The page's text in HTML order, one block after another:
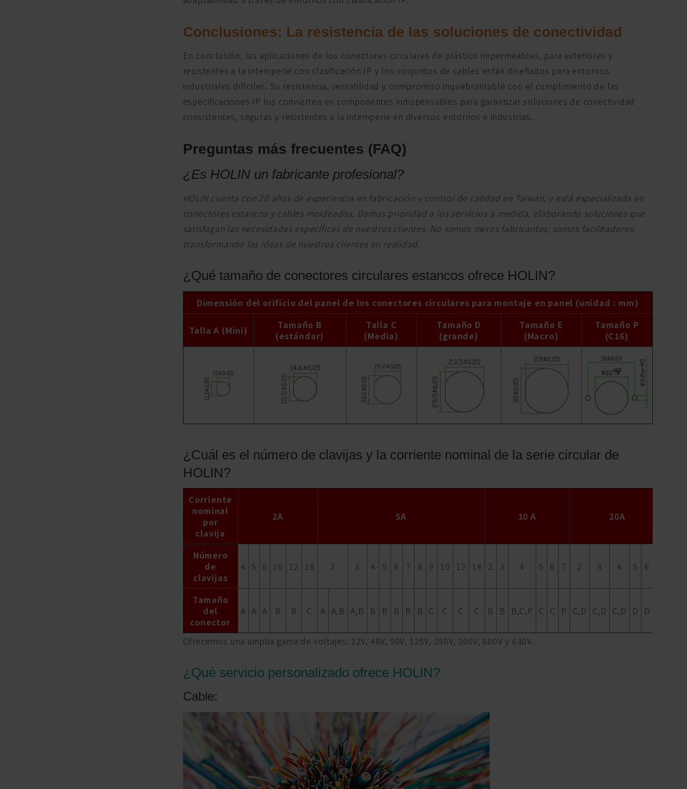
Conclusiones: La resistencia de las soluciones de conectividad
En conclusión, las aplicaciones de los conectores circulares de plástico impermeables, para exteriores y
resistentes a la intemperie con clasificación IP y los conjuntos de cables están diseñados para entornos
industriales difíciles. Su resistencia, versatilidad y compromiso inquebrantable con el cumplimiento de las
especificaciones IP los convierten en componentes indispensables para garantizar soluciones de conectividad
consistentes, seguras y resistentes a la intemperie en diversos entornos e industrias.
Preguntas más frecuentes (FAQ)
¿Es HOLIN un fabricante profesional?
HOLIN cuenta con 20 años de experiencia en fabricación y control de calidad en Taiwán, y está especializada en
conectores estancos y cables moldeados. Damos prioridad a los servicios a medida, elaborando soluciones que
satisfagan las necesidades específicas de nuestros clientes. No somos meros fabricantes; somos facilitadores,
transformando las ideas de nuestros clientes en realidad.
¿Qué tamaño de conectores circulares estancos ofrece HOLIN?
Dimensión del orificio del panel de los conectores circulares para montaje en panel (unidad : mm)
Talla A (Mini)
Tamaño B
(estándar)
Talla C
(Media)
Tamaño D
(grande)
Tamaño E
(Macro)
Tamaño P
(C16)
¿Cuál es el número de clavijas y la corriente nominal de la serie circular de
HOLIN?
Corriente
nominal
por
clavija
2A 5A 10 A 20A
Número
de
clavijas
4 5 6 10 12 18 2 3 4 5 6 7 8 9 10 12 14 2 3 4 5 6 7 2 3 4 5 6
Tamaño
del
conector
A A A B B C A A,B A,B B B B B B C C C C B B B,C,P C C P C,D C,D C,D D D
Ofrecemos una amplia gama de voltajes: 12V, 48V, 50V, 125V, 250V, 300V, 600V y 630V.
¿Qué servicio personalizado ofrece HOLIN?
Cable: